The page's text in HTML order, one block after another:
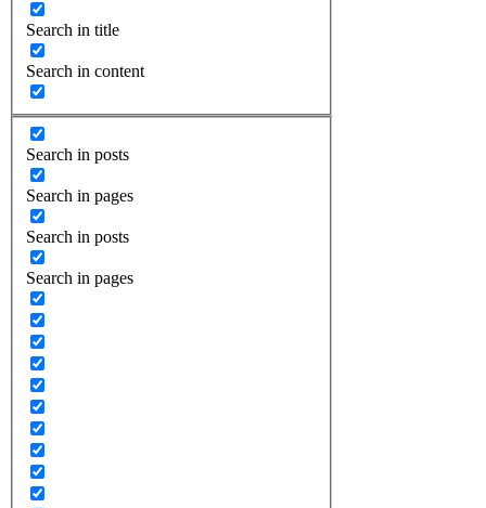
Search in title
Search in content
Search in posts
Search in pages
Search in posts
Search in pages